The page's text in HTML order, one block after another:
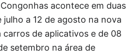
acontece em duas
julho a 12 de agosto na nova
carros de aplicativos e de 08
setembro na área de